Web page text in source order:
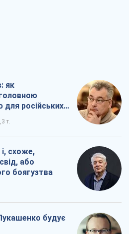
як
для російських
т.
схоже,
або
боягузтва
будує